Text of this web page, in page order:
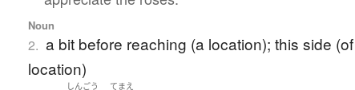
Noun
2. a bit before reaching (a location); this side
location)
しんごう てまえ